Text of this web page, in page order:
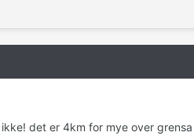
det er 4km for mye over